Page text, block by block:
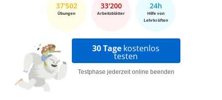
37'502
Übungen
33'200
Arbeitsblätter
24h
Hilfe von
Lehrkräften
30 Tage kostenlos
testen
Testphase jederzeit online beenden